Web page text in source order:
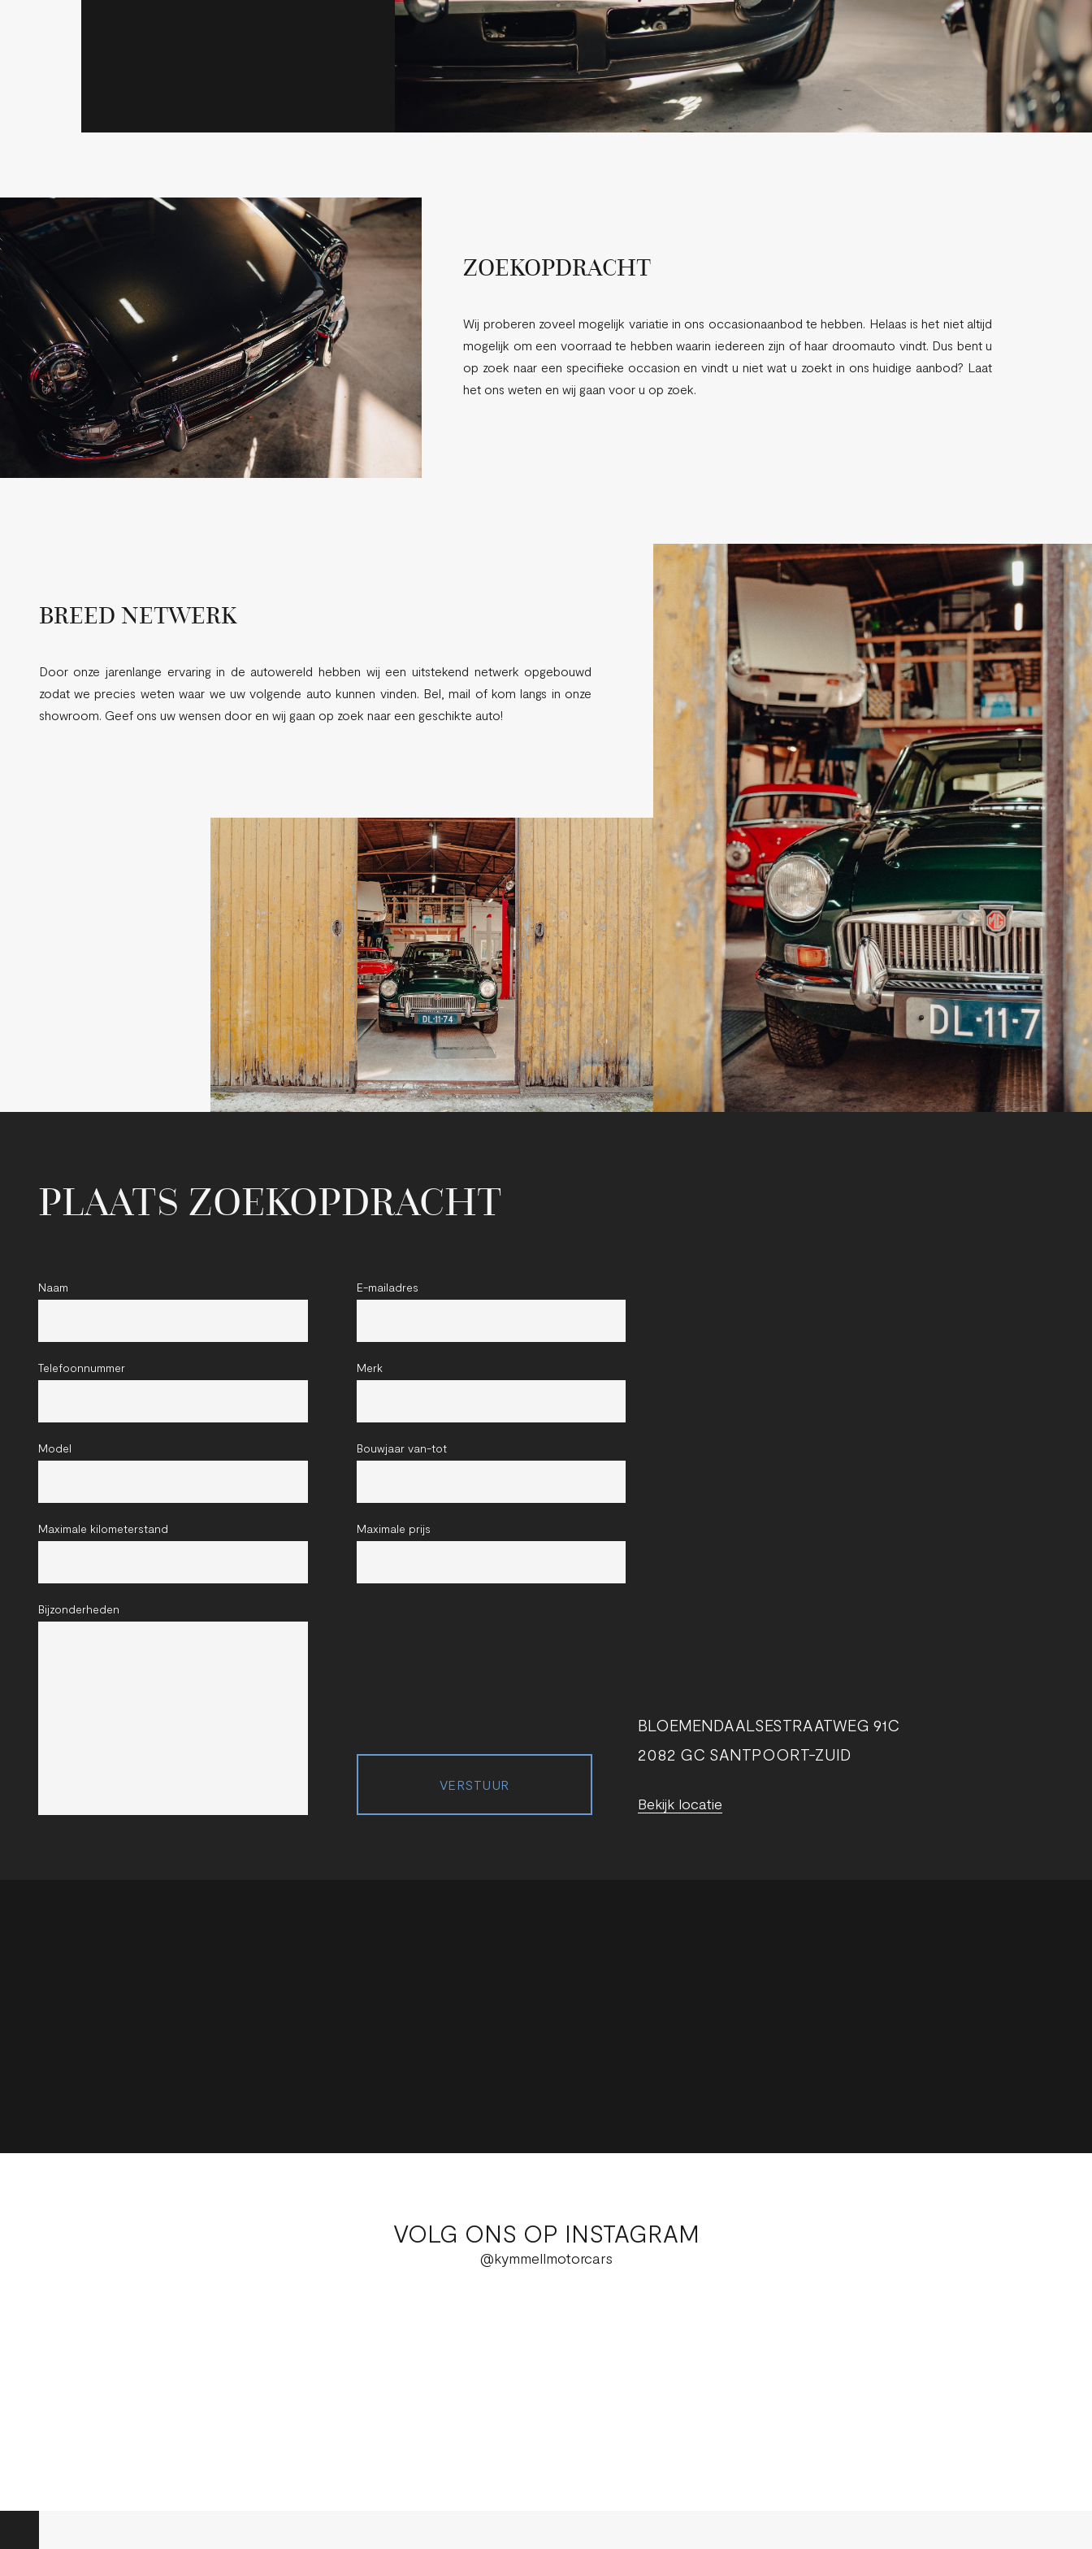
ZOEKOPDRACHT
Wij proberen zoveel mogelijk variatie in ons occasionaanbod te hebben. Helaas is het niet altijd
mogelijk om een voorraad te hebben waarin iedereen zijn of haar droomauto vindt. Dus bent u
op zoek naar een specifieke occasion en vindt u niet wat u zoekt in ons huidige aanbod? Laat
het ons weten en wij gaan voor u op zoek.
BREED NETWERK
Door onze jarenlange ervaring in de autowereld hebben wij een uitstekend netwerk opgebouwd
zodat we precies weten waar we uw volgende auto kunnen vinden. Bel, mail of kom langs in onze
showroom. Geef ons uw wensen door en wij gaan op zoek naar een geschikte auto!
PLAATS ZOEKOPDRACHT
Naam E-mailadres
Telefoonnummer Merk
Model Bouwjaar van-tot
Maximale kilometerstand Maximale prijs
Bijzonderheden
VERSTUUR
BLOEMENDAALSESTRAATWEG 91C
2082 GC SANTPOORT-ZUID
Bekijk locatie
VOLG ONS OP INSTAGRAM
@kymmellmotorcars